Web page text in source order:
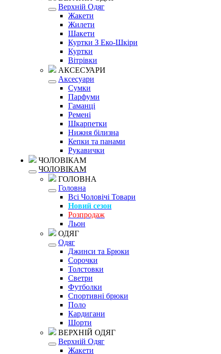
Верхній Одяг
Жакети
Жилети
Шакети
Куртки З Еко-Шкіри
Куртки
Вітрівки
АКСЕСУАРИ
Аксесуари
Сумки
Парфуми
Гаманці
Ремені
Шкарпетки
Нижня білизна
Кепки та панами
Рукавички
ЧОЛОВІКАМ
ЧОЛОВІКАМ
ГОЛОВНА
Головна
Всі Чоловічі Товари
Новий сезон
Розпродаж
Льон
ОДЯГ
Одяг
Джинси та Брюки
Сорочки
Толстовки
Светри
Футболки
Спортивні брюки
Поло
Кардигани
Шорти
ВЕРХНІЙ ОДЯГ
Верхній Одяг
Жакети